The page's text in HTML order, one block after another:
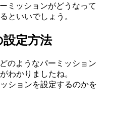
ミッションがどうなって
といいでしょう。
定方法
のようなパーミッション
わかりましたね。
ションを設定するのかを